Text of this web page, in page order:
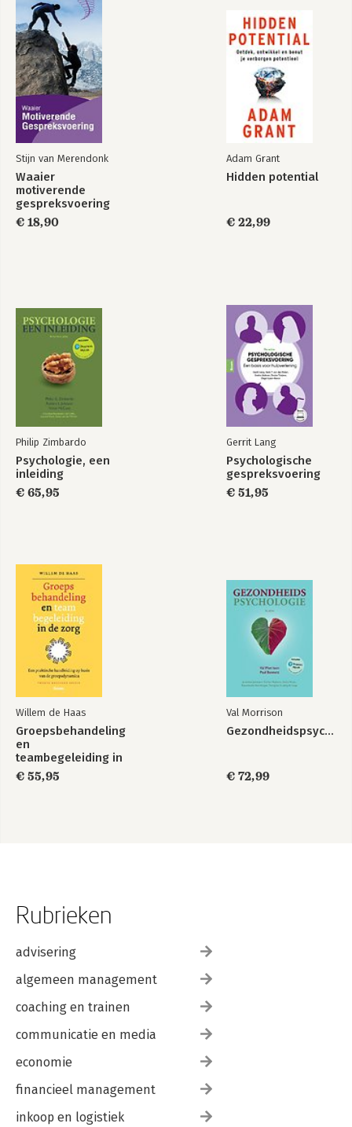
8. Verlies en beperkingen 185
9. Je horizon verbreden 207
10. Stellen die het voor elkaar krijgen 229
Bijlage: Onderzoek naar stellen met twee carrières 259
Dankwoord 265
Over de auteur 269
Noten 271
Register 281
Stijn van Merendonk
Waaier
motiverende
gespreksvoering
€ 18,90
Adam Grant
Hidden potential
€ 22,99
Philip Zimbardo
Psychologie, een
inleiding
€ 65,95
Gerrit Lang
Psychologische
gespreksvoering
€ 51,95
Willem de Haas
Groepsbehandeling
en
teambegeleiding in
de zorg
€ 55,95
Val Morrison
Gezondheidspsychologie
€ 72,99
Rubrieken
advisering
algemeen management
coaching en trainen
communicatie en media
economie
financieel management
inkoop en logistiek